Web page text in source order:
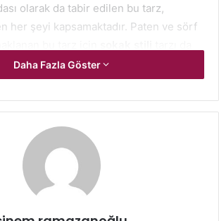
olarak da tabir edilen bu tarz,
her şeyi kapsamaktadır. Paten ve sörf
ise artık sadece sokaklarla sınırlı
büyük markalar ve tasarımcılar
bir tarzdır.
Tarzı
geleneksel kostümlerden oluşturulan
; tunik ve kaftan modellerini, kimonoları,
Daha Fazla Göster